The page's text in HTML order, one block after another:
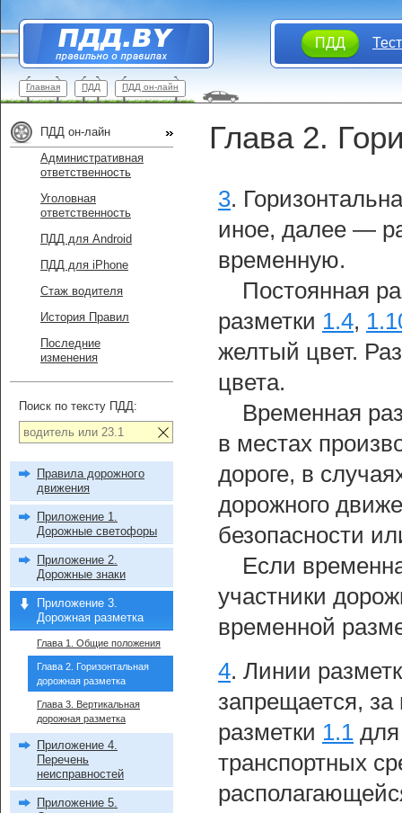
ПДД
Главная ПДД ПДД он-лайн
Глава 2.
3.
иное, далее —
временную.
Постоянная
разметки 1.4,
желтый цвет.
цвета.
Временная
в местах
дороге, в
дорожного
безопасности
Если
участники
временной
4. Линии
запрещается,
разметки 1.1
транспортных
ПДД он-лайн
Административная
ответственность
Уголовная
ответственность
ПДД для Android
ПДД для iPhone
Стаж водителя
История Правил
Последние
изменения
Поиск по тексту ПДД:
Правила дорожного
движения
Приложение 1.
Дорожные светофоры
Приложение 2.
Дорожные знаки
Приложение 3.
Дорожная разметка
Глава 1. Общие положения
Глава 2. Горизонтальная
дорожная разметка
Глава 3. Вертикальная
дорожная разметка
Приложение 4.
Перечень
неисправностей
Приложение 5.